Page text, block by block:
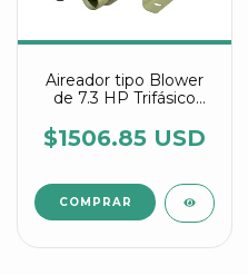
Aireador tipo Blower
de 7.3 HP Trifásico
Agrair
$1506.85 USD